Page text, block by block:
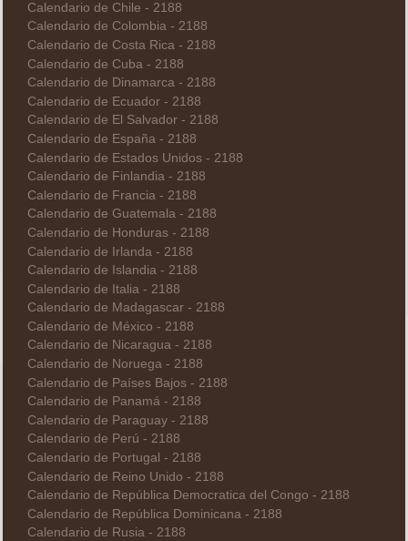
Calendario de Chile - 2188
Calendario de Colombia - 2188
Calendario de Costa Rica - 2188
Calendario de Cuba - 2188
Calendario de Dinamarca - 2188
Calendario de Ecuador - 2188
Calendario de El Salvador - 2188
Calendario de España - 2188
Calendario de Estados Unidos - 2188
Calendario de Finlandia - 2188
Calendario de Francia - 2188
Calendario de Guatemala - 2188
Calendario de Honduras - 2188
Calendario de Irlanda - 2188
Calendario de Islandia - 2188
Calendario de Italia - 2188
Calendario de Madagascar - 2188
Calendario de México - 2188
Calendario de Nicaragua - 2188
Calendario de Noruega - 2188
Calendario de Países Bajos - 2188
Calendario de Panamá - 2188
Calendario de Paraguay - 2188
Calendario de Perú - 2188
Calendario de Portugal - 2188
Calendario de Reino Unido - 2188
Calendario de República Democratica del Congo - 2188
Calendario de República Dominicana - 2188
Calendario de Rusia - 2188